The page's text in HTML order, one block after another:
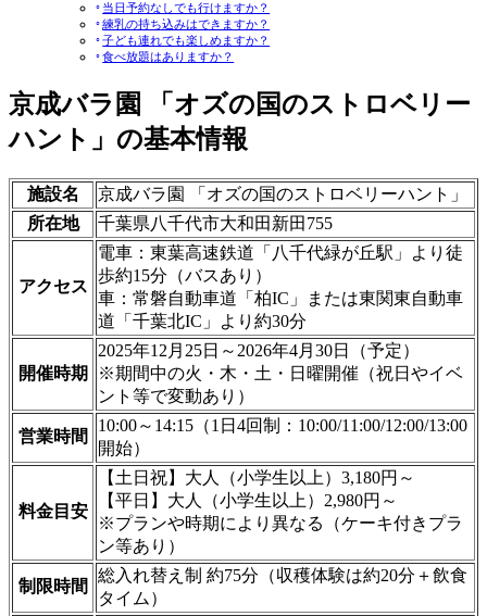
当日予約なしでも行けますか？
練乳の持ち込みはできますか？
子ども連れでも楽しめますか？
食べ放題はありますか？
京成バラ園 「オズの国のストロベリー
ハント」の基本情報
施設名
京成バラ園 「オズの国のストロベリーハント」
所在地
千葉県八千代市大和田新田755
アクセス
電車：東葉高速鉄道「八千代緑が丘駅」より徒
歩約15分（バスあり）
車：常磐自動車道「柏IC」または東関東自動車
道「千葉北IC」より約30分
開催時期
2025年12月25日～2026年4月30日（予定）
※期間中の火・木・土・日曜開催（祝日やイベ
ント等で変動あり）
営業時間
10:00～14:15（1日4回制：10:00/11:00/12:00/13:00
開始）
料金目安
【土日祝】大人（小学生以上）3,180円～
【平日】大人（小学生以上）2,980円～
※プランや時期により異なる（ケーキ付きプラ
ン等あり）
制限時間
総入れ替え制 約75分（収穫体験は約20分＋飲食
タイム）